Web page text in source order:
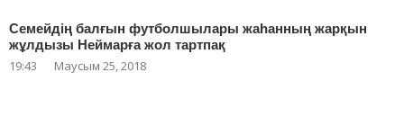
Семейдің балғын футболшылары жаһанның жарқын
жұлдызы Неймарға жол тартпақ
19:43 Маусым 25, 2018